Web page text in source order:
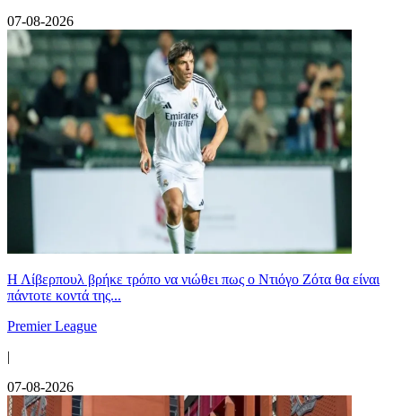
07-08-2026
Η Λίβερπουλ βρήκε τρόπο να νιώθει πως ο Ντιόγο Ζότα θα είναι
πάντοτε κοντά της...
Premier League
|
07-08-2026